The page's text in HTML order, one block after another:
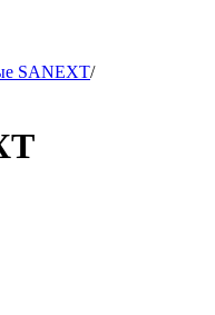
SANEXT/